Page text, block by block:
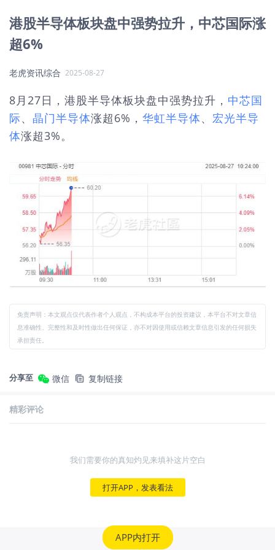
港股半导体板块盘中强势拉升，中芯国际涨
超6%
老虎资讯综合 2025-08-27
8月27日，港股半导体板块盘中强势拉升， 中芯国
际、 晶门半导体涨超6%， 华虹半导体、 宏光半导
体涨超3%。
免责声明：本文观点仅代表作者个人观点，不构成本平台的投资建议，本平台不对文章信
息准确性、完整性和及时性做出任何保证，亦不对因使用或信赖文章信息引发的任何损失
承担责任。
分享至 微信 复制链接
精彩评论
我们需要你的真知灼见来填补这片空白
打开APP，发表看法
APP内打开